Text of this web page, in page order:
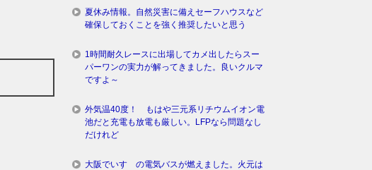
夏休み情報。自然災害に備えセーフハウスなど
確保しておくことを強く推奨したいと思う
1時間耐久レースに出場してカメ出したらスー
パーワンの実力が解ってきました。良いクルマ
ですよ～
外気温40度！ もはや三元系リチウムイオン電
池だと充電も放電も厳しい。LFPなら問題なし
だけれど
大阪でいすゞの電気バスが燃えました。火元は